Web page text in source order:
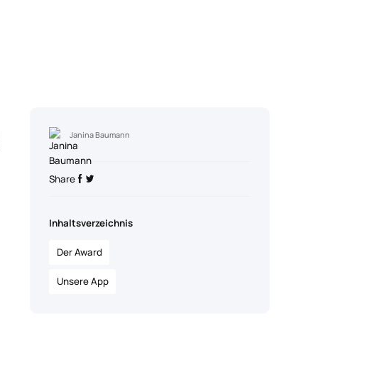
Janina Baumann
Share
Inhaltsverzeichnis
Der Award
Unsere App